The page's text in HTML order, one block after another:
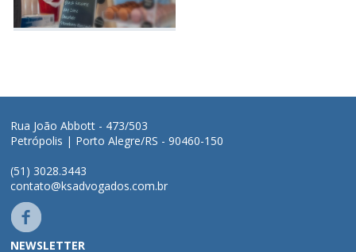
Rua João Abbott - 473/503
Petrópolis | Porto Alegre/RS - 90460-150
(51) 3028.3443
contato@ksadvogados.com.br
NEWSLETTER